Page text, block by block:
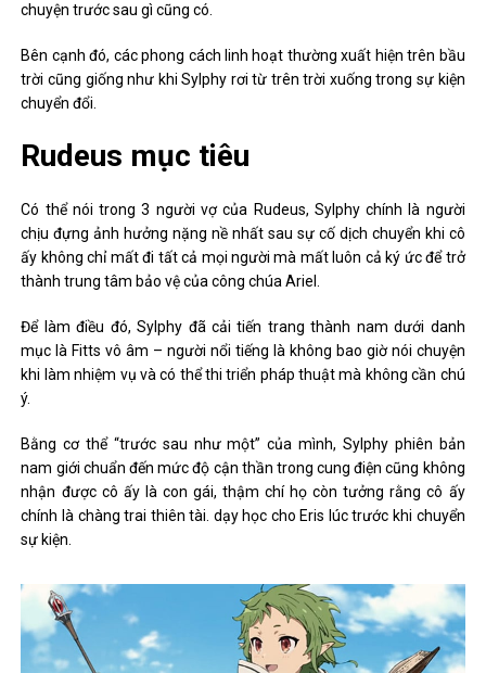
chuyện trước sau gì cũng có.
Bên cạnh đó, các phong cách linh hoạt thường xuất hiện trên bầu
trời cũng giống như khi Sylphy rơi từ trên trời xuống trong sự kiện
chuyển đổi.
Rudeus mục tiêu
Có thể nói trong 3 người vợ của Rudeus, Sylphy chính là người
chịu đựng ảnh hưởng nặng nề nhất sau sự cố dịch chuyển khi cô
ấy không chỉ mất đi tất cả mọi người mà mất luôn cả ký ức để trở
thành trung tâm bảo vệ của công chúa Ariel.
Để làm điều đó, Sylphy đã cải tiến trang thành nam dưới danh
mục là Fitts vô âm – người nổi tiếng là không bao giờ nói chuyện
khi làm nhiệm vụ và có thể thi triển pháp thuật mà không cần chú
ý.
Bằng cơ thể “trước sau như một” của mình, Sylphy phiên bản
nam giới chuẩn đến mức độ cận thần trong cung điện cũng không
nhận được cô ấy là con gái, thậm chí họ còn tưởng rằng cô ấy
chính là chàng trai thiên tài. dạy học cho Eris lúc trước khi chuyển
sự kiện.